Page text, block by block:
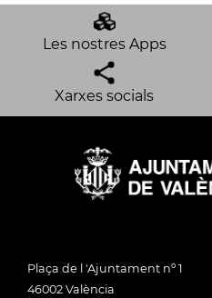
Les nostres Apps
Xarxes socials
Plaça de l 'Ajuntament nº 1
46002 València